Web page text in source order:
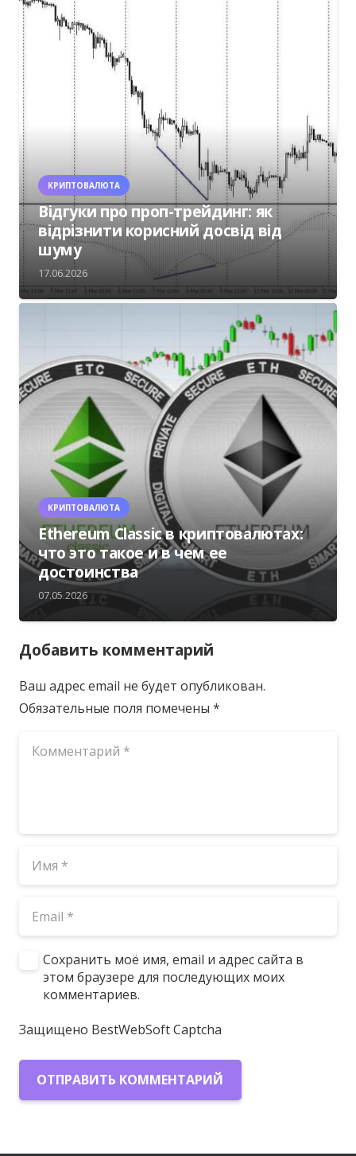
КРИПТОВАЛЮТА
Відгуки про проп-трейдинг: як
відрізнити корисний досвід від
шуму
17.06.2026
КРИПТОВАЛЮТА
Ethereum Classic в криптовалютах:
что это такое и в чем ее
достоинства
07.05.2026
Добавить комментарий
Ваш адрес email не будет опубликован.
Обязательные поля помечены *
Сохранить моё имя, email и адрес сайта в
этом браузере для последующих моих
комментариев.
Защищено BestWebSoft Captcha
ОТПРАВИТЬ КОММЕНТАРИЙ